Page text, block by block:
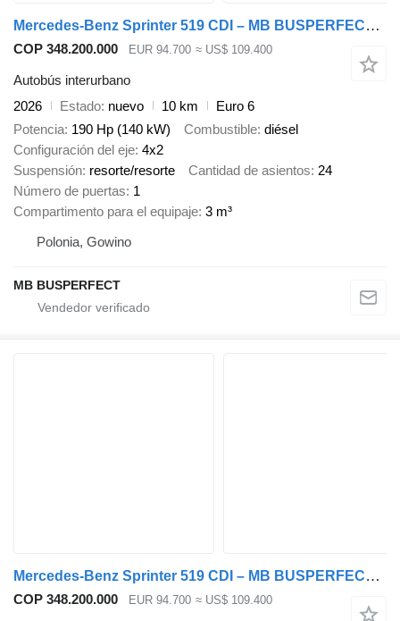
Mercedes-Benz Sprinter 519 CDI – MB BUSPERFECT - Executive Line
COP 348.200.000 EUR 94.700 ≈ US$ 109.400
Autobús interurbano
2026
Estado nuevo 10 km
Euro 6
Potencia 190 Hp (140 kW) Combustible diésel
Configuración del eje 4x2
Suspensión resorte/resorte Cantidad de asientos 24
Número de puertas 1
Compartimento para el equipaje 3 m³
Polonia, Gowino
MB BUSPERFECT
Mercedes-Benz Sprinter 519 CDI – MB BUSPERFECT - Premium Line
COP 348.200.000 EUR 94.700 ≈ US$ 109.400